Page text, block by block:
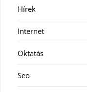
Hírek
Internet
Oktatás
Seo